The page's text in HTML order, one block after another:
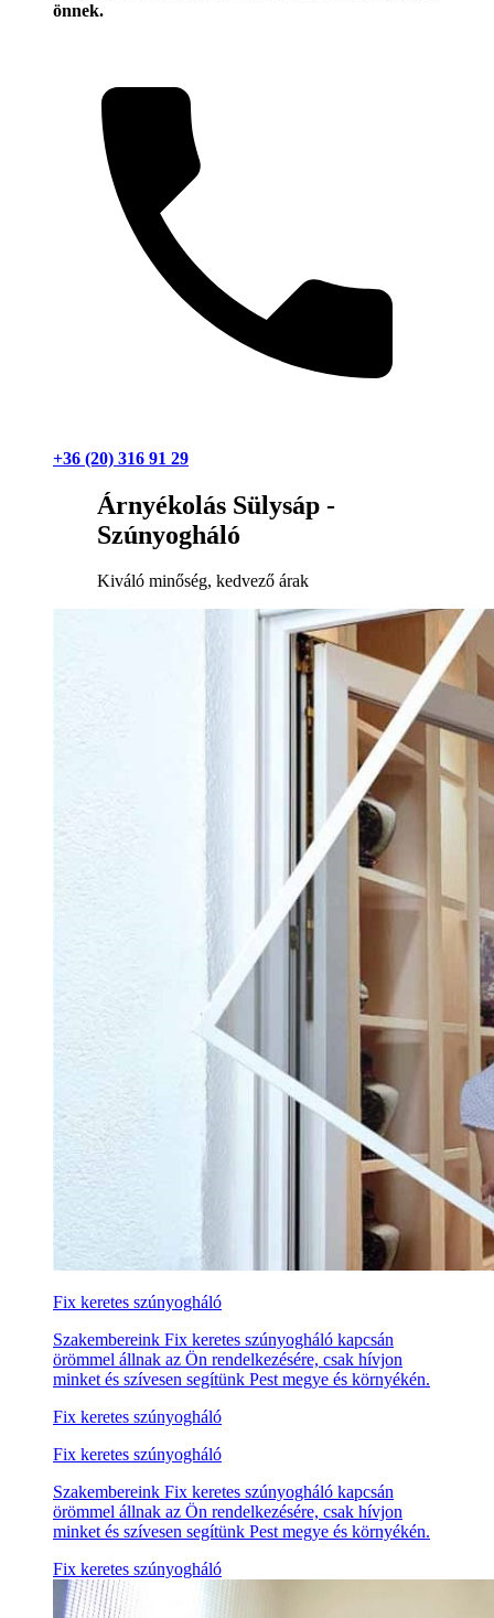
önnek.
+36 (20) 316 91 29
Árnyékolás Sülysáp -
Szúnyogháló
Kiváló minőség, kedvező árak
Fix keretes szúnyogháló
Szakembereink Fix keretes szúnyogháló kapcsán
örömmel állnak az Ön rendelkezésére, csak hívjon
minket és szívesen segítünk Pest megye és környékén.
Fix keretes szúnyogháló
Fix keretes szúnyogháló
Szakembereink Fix keretes szúnyogháló kapcsán
örömmel állnak az Ön rendelkezésére, csak hívjon
minket és szívesen segítünk Pest megye és környékén.
Fix keretes szúnyogháló